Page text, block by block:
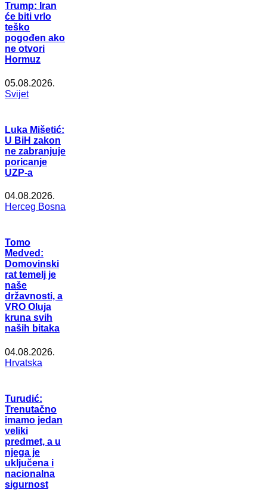
Trump: Iran
će biti vrlo
teško
pogođen ako
ne otvori
Hormuz
05.08.2026.
Svijet
Luka Mišetić:
U BiH zakon
ne zabranjuje
poricanje
UZP-a
04.08.2026.
Herceg Bosna
Tomo
Medved:
Domovinski
rat temelj je
naše
državnosti, a
VRO Oluja
kruna svih
naših bitaka
04.08.2026.
Hrvatska
Turudić:
Trenutačno
imamo jedan
veliki
predmet, a u
njega je
uključena i
nacionalna
sigurnost